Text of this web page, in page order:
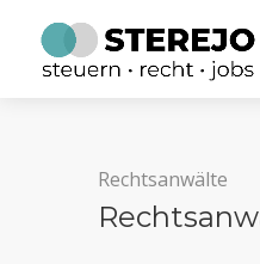
Rechtsanwälte